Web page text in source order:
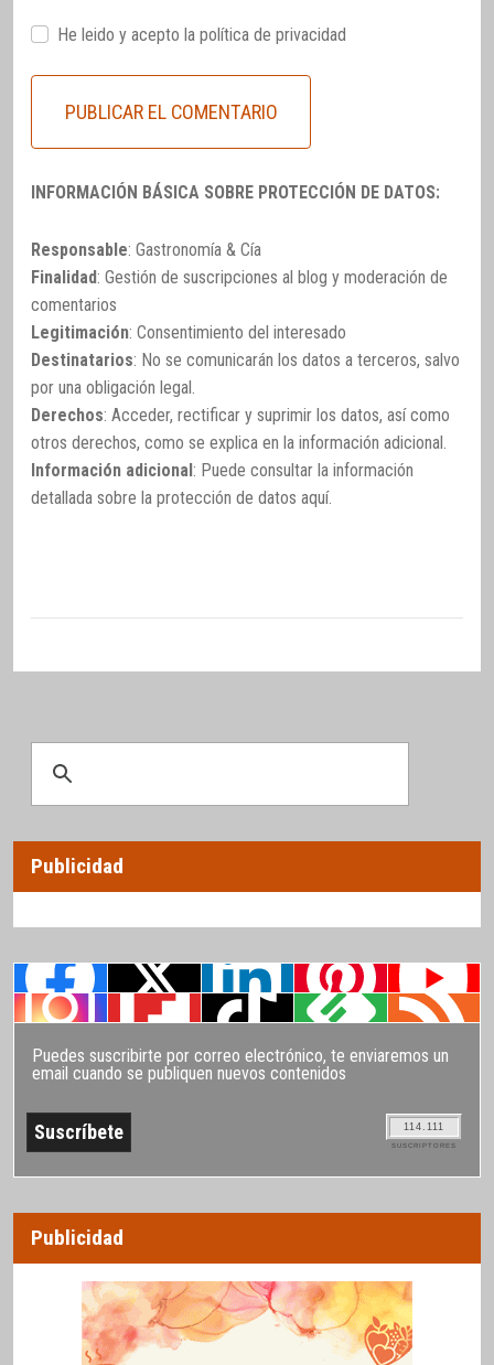
He leido y acepto la política de privacidad
INFORMACIÓN BÁSICA SOBRE PROTECCIÓN DE DATOS:
Responsable: Gastronomía & Cía
Finalidad: Gestión de suscripciones al blog y moderación de
comentarios
Legitimación: Consentimiento del interesado
Destinatarios: No se comunicarán los datos a terceros, salvo
por una obligación legal.
Derechos: Acceder, rectificar y suprimir los datos, así como
otros derechos, como se explica en la información adicional.
Información adicional: Puede consultar la información
detallada sobre la protección de datos aquí.
Publicidad
Puedes suscribirte por correo electrónico, te enviaremos un
email cuando se publiquen nuevos contenidos
114.111
SUSCRIPTORES
Publicidad